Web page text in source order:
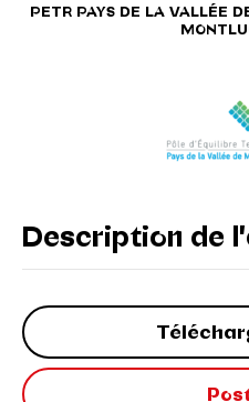
PETR PAYS DE LA VALLÉE
Description de